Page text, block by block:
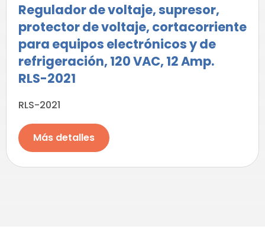
Regulador de voltaje, supresor,
protector de voltaje, cortacorriente
para equipos electrónicos y de
refrigeración, 120 VAC, 12 Amp.
RLS-2021
RLS-2021
Más detalles